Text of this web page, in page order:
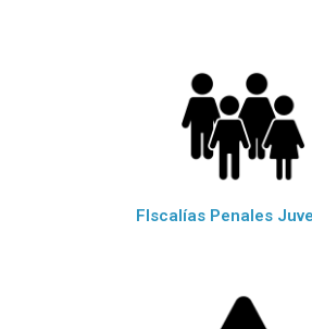
FIscalías Penales